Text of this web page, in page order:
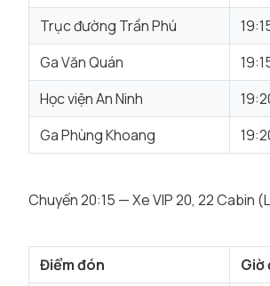
Trục đường Trần Phú
Ga Văn Quán
Học viện An Ninh
Ga Phùng Khoang
Chuyến 20:15 — Xe VIP 20, 22 Cabin
Điểm đón Giờ